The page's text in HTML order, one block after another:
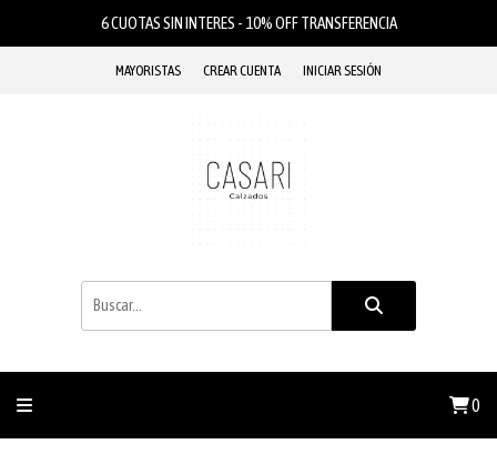
6 CUOTAS SIN INTERES - 10% OFF TRANSFERENCIA
MAYORISTAS CREAR CUENTA INICIAR SESIÓN
0